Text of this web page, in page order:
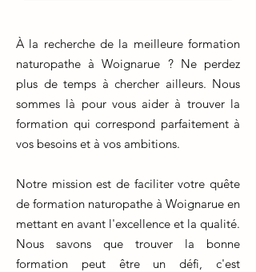
À la recherche de la meilleure formation
naturopathe à Woignarue ? Ne perdez
plus de temps à chercher ailleurs. Nous
sommes là pour vous aider à trouver la
formation qui correspond parfaitement à
vos besoins et à vos ambitions.
Notre mission est de faciliter votre quête
de formation naturopathe à Woignarue en
mettant en avant l'excellence et la qualité.
Nous savons que trouver la bonne
formation peut être un défi, c'est